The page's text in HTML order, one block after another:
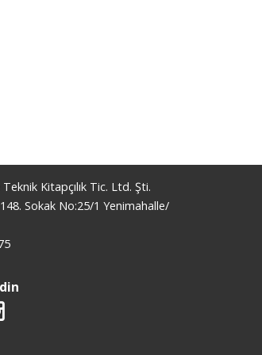
Kitapçılık Tic. Ltd. Şti.
Sokak No:25/1 Yenimahalle/